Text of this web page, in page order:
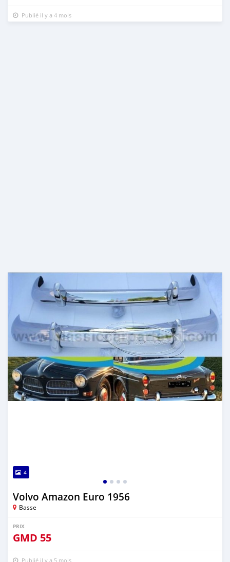
Publié il y a 4 mois
4
Volvo Amazon Euro 1956
Basse
PRIX
GMD 55
Publié il y a 5 mois